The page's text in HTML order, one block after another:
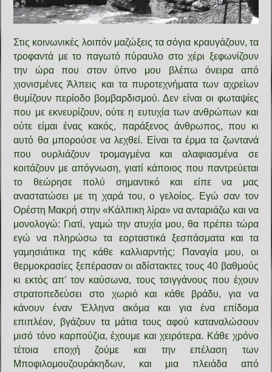
Στις κοινωνικές λοιπόν μαζώξεις τα σόγια κραυγάζουν, τα
τροφαντά με το παγωτό πύραυλο στο χέρι ξεφωνίζουν
την ώρα που στον ύπνο μου βλέπω όνειρα από
χιονισμένες Άλπεις και τα πυροτεχνήματα των αχρείων
θυμίζουν περίοδο βομβαρδισμού. Δεν είναι οι φωταψίες
που με εκνευρίζουν, ούτε η ευτυχία των ανθρώπων και
ούτε είμαι ένας κακός, παράξενος άνθρωπος, που κι
αυτό θα μπορούσε να λεχθεί. Είναι τα έρμα τα ζωντανά
που ουρλιάζουν τρομαγμένα και αλαφιασμένα σε
κοιτάζουν με απόγνωση, γιατί κάποιος που παντρεύεται
το θεώρησε πολύ σημαντικό και είπε να μας
αναστατώσει με τη χαρά του, ο γελοίος. Εγώ σαν τον
Ορέστη Μακρή στην «Κάλπικη λίρα» να ανταριάζω και να
μονολογώ: Γιατί, γαμώ την ατυχία μου, θα πρέπει τώρα
εγώ να πληρώσω τα εορταστικά ξεσπάσματα και τα
γαμησιάτικα της κάθε καλλιαρντής; Παναγία μου, οι
θερμοκρασίες ξεπέρασαν οι αδίστακτες τους 40 βαθμούς
κι εκτός απ’ τον καύσωνα, τους τσιγγάνους που έχουν
στρατοπεδεύσει στο χωριό και κάθε βράδυ, για να
κάνουν έναν Έλληνα ακόμα και για ένα επίδομα
επιπλέον, βγάζουν τα μάτια τους αφού καταναλώσουν
μισό τόνο καρπούζια, έχουμε και χειρότερα. Κάθε χρόνο
τέτοια εποχή ζούμε και την επέλαση των
Μποφιλομουζουράκηδων, και μια πλειάδα από